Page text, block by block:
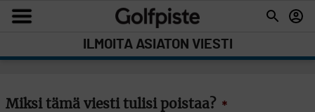
ILMOITA ASIATON VIESTI
Miksi tämä viesti tulisi poistaa? *